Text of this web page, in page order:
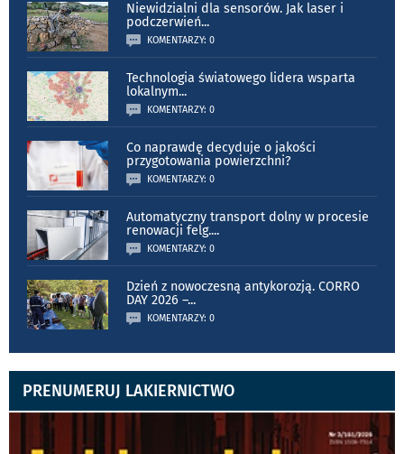
Niewidzialni dla sensorów. Jak laser i
podczerwień...
KOMENTARZY: 0
Technologia światowego lidera wsparta
lokalnym...
KOMENTARZY: 0
Co naprawdę decyduje o jakości
przygotowania powierzchni?
KOMENTARZY: 0
Automatyczny transport dolny w procesie
renowacji felg....
KOMENTARZY: 0
Dzień z nowoczesną antykorozją. CORRO
DAY 2026 –...
KOMENTARZY: 0
PRENUMERUJ LAKIERNICTWO